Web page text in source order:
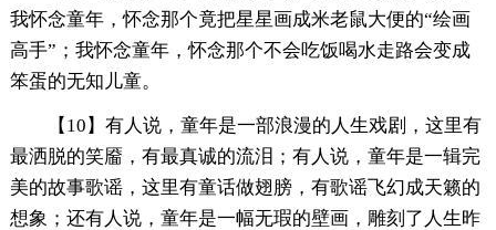
我怀念童年，怀念那个竟把星星画成米老鼠大便的“绘画
高手”；我怀念童年，怀念那个不会吃饭喝水走路会变成
笨蛋的无知儿童。
【10】有人说，童年是一部浪漫的人生戏剧，这里有
最洒脱的笑靥，有最真诚的流泪；有人说，童年是一辑完
美的故事歌谣，这里有童话做翅膀，有歌谣飞幻成天籁的
想象；还有人说，童年是一幅无瑕的壁画，雕刻了人生昨